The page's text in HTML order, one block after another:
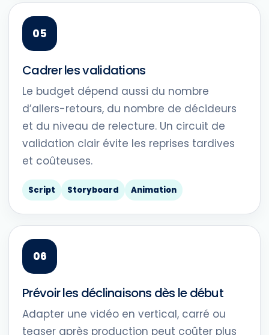
Cadrer les validations
Le budget dépend aussi du nombre
d’allers-retours, du nombre de décideurs
et du niveau de relecture. Un circuit de
validation clair évite les reprises tardives
et coûteuses.
Script Storyboard Animation
Prévoir les déclinaisons dès le début
Adapter une vidéo en vertical, carré ou
teaser après production peut coûter plus